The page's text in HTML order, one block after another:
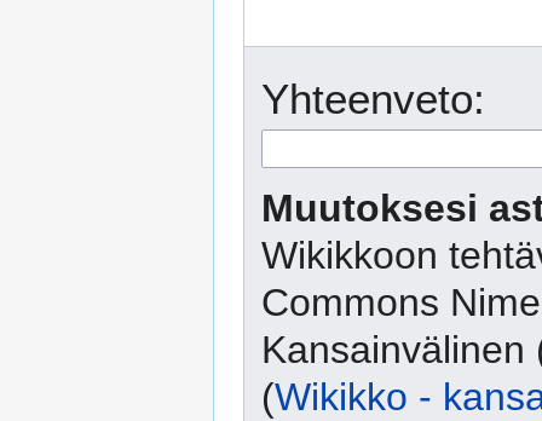
Yhteenveto:
Muutoksesi
Wikikkoon
Commons
Kansainvälinen
(Wikikko -